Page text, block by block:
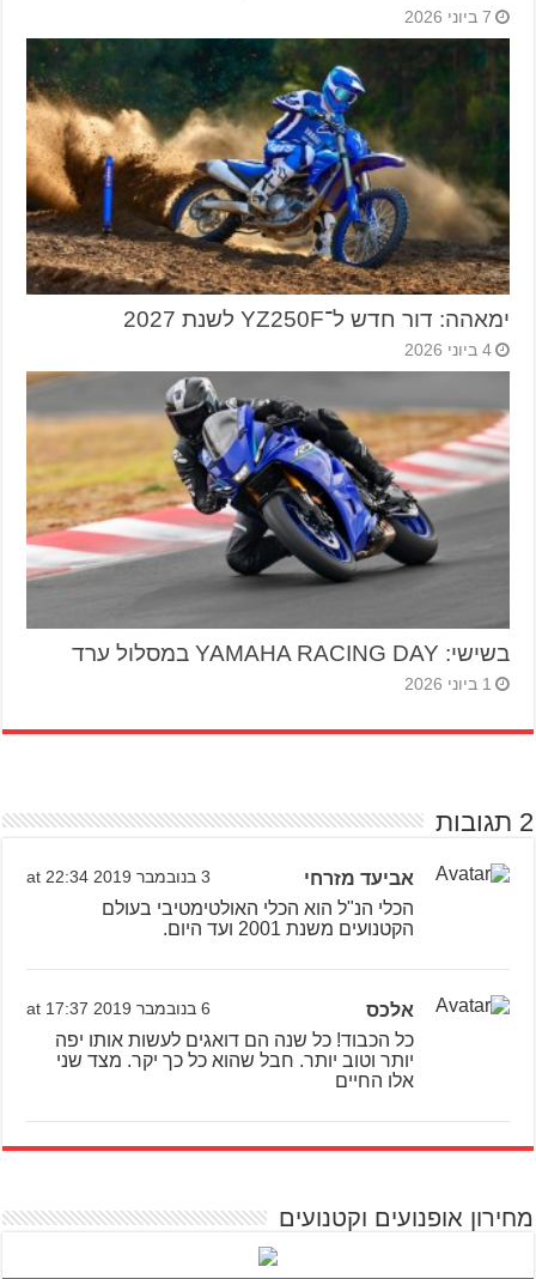
7 ביוני 2026
ימאהה: דור חדש ל־YZ250F לשנת 2027
4 ביוני 2026
בשישי: YAMAHA RACING DAY במסלול ערד
1 ביוני 2026
2 תגובות
אביעד מזרחי 3 בנובמבר 2019 at 22:34
הכלי הנ"ל הוא הכלי האולטימטיבי בעולם
הקטנועים משנת 2001 ועד היום.
אלכס 6 בנובמבר 2019 at 17:37
כל הכבוד! כל שנה הם דואגים לעשות אותו יפה
יותר וטוב יותר. חבל שהוא כל כך יקר. מצד שני
אלו החיים
מחירון אופנועים וקטנועים